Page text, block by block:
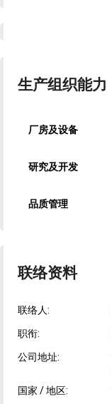
生产组织能力
厂房及设备
研究及开发
品质管理
联络资料
联络人:
职衔:
公司地址:
国家 / 地区: